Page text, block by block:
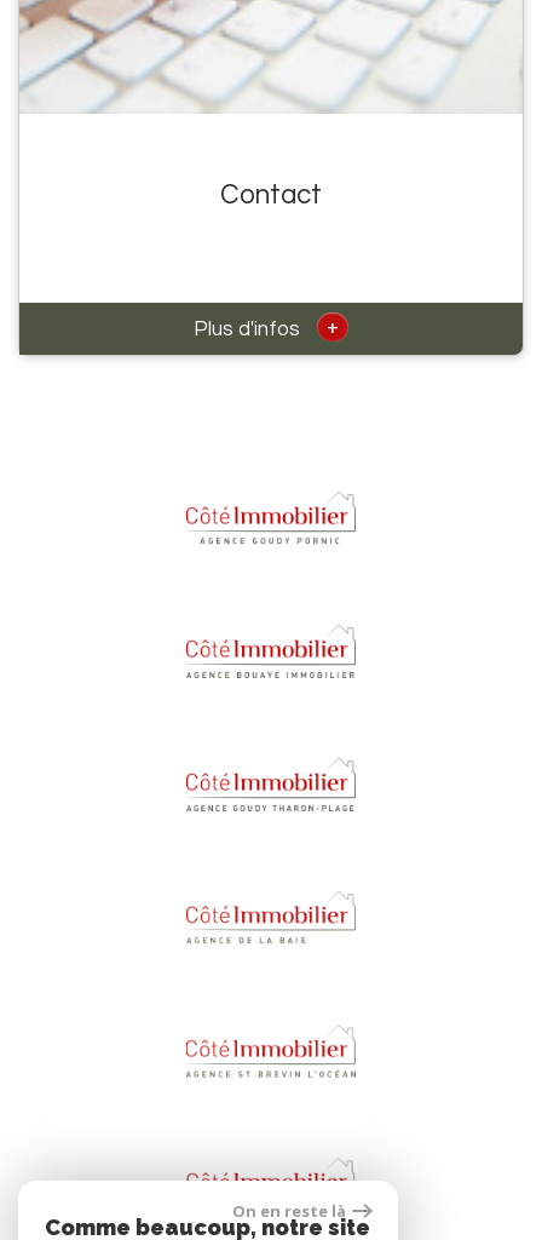
Contact
Plus d'infos +
On en reste là
Comme beaucoup, notre site